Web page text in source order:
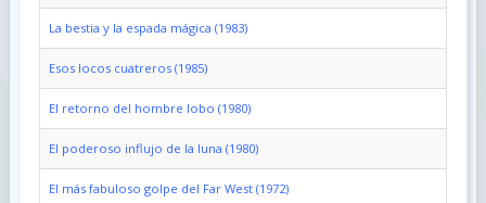
La bestia y la espada mágica (1983)
Esos locos cuatreros (1985)
El retorno del hombre lobo (1980)
El poderoso influjo de la luna (1980)
El más fabuloso golpe del Far West (1972)